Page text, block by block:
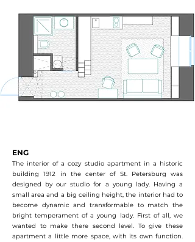
ENG
The interior of a cozy studio apartment in a historic
building 1912 in the center of St. Petersburg was
designed by our studio for a young lady. Having a
small area and a big ceiling height, the interior had to
become dynamic and transformable to match the
bright temperament of a young lady. First of all, we
wanted to make there second level. To give these
apartment a little more space, with its own function.